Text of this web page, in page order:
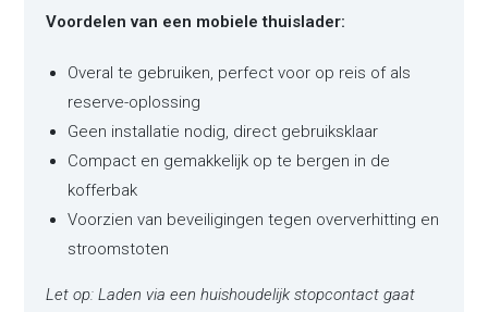
Voordelen van een mobiele thuislader:
Overal te gebruiken, perfect voor op reis of als
reserve-oplossing
Geen installatie nodig, direct gebruiksklaar
Compact en gemakkelijk op te bergen in de
kofferbak
Voorzien van beveiligingen tegen oververhitting en
stroomstoten
Let op: Laden via een huishoudelijk stopcontact gaat